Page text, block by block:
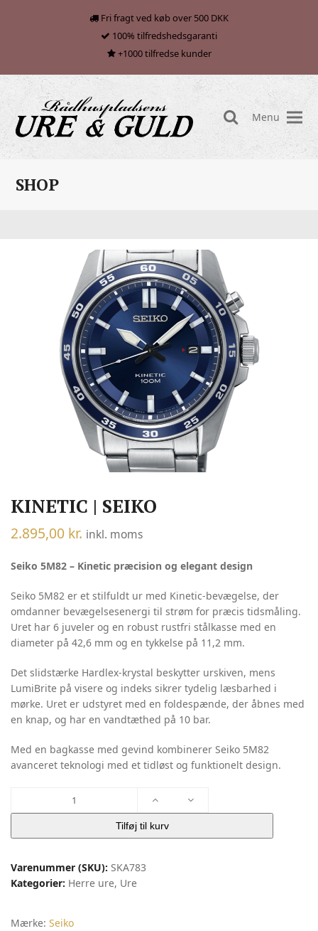
Fri fragt ved køb over 500 DKK
100% tilfredshedsgaranti
+1000 tilfredse kunder
search
Menu
SHOP
KINETIC | SEIKO
2.895,00 kr. inkl. moms
Seiko 5M82 – Kinetic præcision og elegant design
Seiko 5M82 er et stilfuldt ur med Kinetic-bevægelse, der
omdanner bevægelsesenergi til strøm for præcis tidsmåling.
Uret har 6 juveler og en robust rustfri stålkasse med en
diameter på 42,6 mm og en tykkelse på 11,2 mm.
Det slidstærke Hardlex-krystal beskytter urskiven, mens
LumiBrite på visere og indeks sikrer tydelig læsbarhed i
mørke. Uret er udstyret med en foldespænde, der åbnes med
en knap, og har en vandtæthed på 10 bar.
Med en bagkasse med gevind kombinerer Seiko 5M82
avanceret teknologi med et tidløst og funktionelt design.
|
antal
Tilføj til kurv
Varenummer (SKU): SKA783
Kategorier: Herre ure, Ure
Mærke: Seiko